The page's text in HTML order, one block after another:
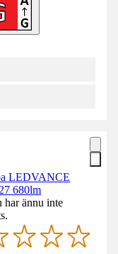
LEDVANCE
680lm
har ännu inte